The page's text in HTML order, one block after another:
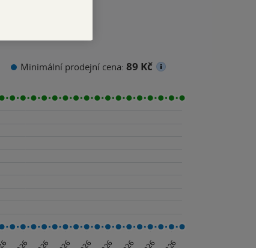
Minimální prodejní cena: 89 Kč